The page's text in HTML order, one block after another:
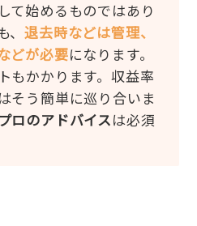
て始めるものではあり
、退去時などは管理、
どが必要になります。
もかかります。収益率
そう簡単に巡り合いま
プロのアドバイスは必須